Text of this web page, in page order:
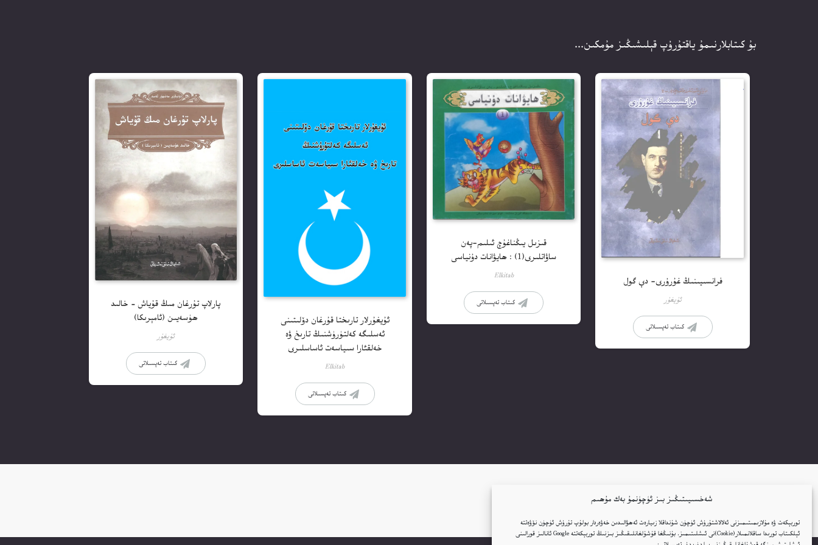
شەخسىيىتىڭىز بىز ئۈچۈنمۇ بەك مۇھىم
توربېكەت ۋە مۇلازىمىتىمىزنى ئەلالاشتۇرۇش ئۈچۈن شۇنداقلا زىيارەت ئەھۋالىدىن خەۋەردار بولۇپ تۇرۇش ئۈچۈن نۆۋەتتە
ئېلكىتاب تورىدا ساقلانمىلار(Cookie)نى ئىشلىتىمىز. بۇنىڭغا قۇشۇلغانلىقىڭىز بىزنىڭ توربېكەتتە Google ئانالىز قورالىنى
بۇ كىتابلارنىمۇ ياقتۇرۇپ قېلىشىڭىز مۇمكىن...
فرانسىيىنىڭ غۇرۇرى- دې گول
ئۇيغۇر
كىتاب تەپسىلاتى
قىزىل يىڭناغۇچ ئىلىم-پەن
ساۋاتلىرى(1) : ھايۋانات دۇنياسى
Elkitab
كىتاب تەپسىلاتى
ئۇيغۇرلار تارىختا قۇرغان دۆلىتىنى
ئەسلىگە كەلتۈرۈشنىڭ تارىخ ۋە
خەلقئارا سىياسەت ئاساسلىرى
Elkitab
كىتاب تەپسىلاتى
پارلاپ تۇرغان مىڭ قۇياش – خالىد
ھۈسەيىن (ئامېرىكا)
ئۇيغۇر
كىتاب تەپسىلاتى